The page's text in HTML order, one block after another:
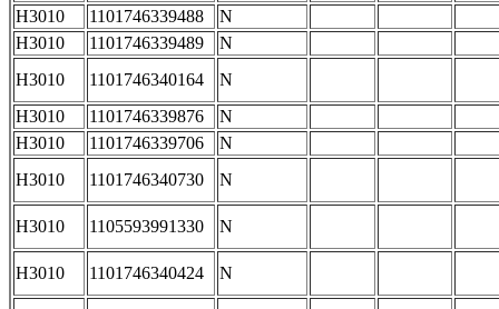
H3010
1101746339488
N
H3010
1101746339489
N
H3010
1101746340164
N
H3010
1101746339876
N
H3010
1101746339706
N
H3010
1101746340730 N
H3010 1105593991330 N
H3010 1101746340424 N